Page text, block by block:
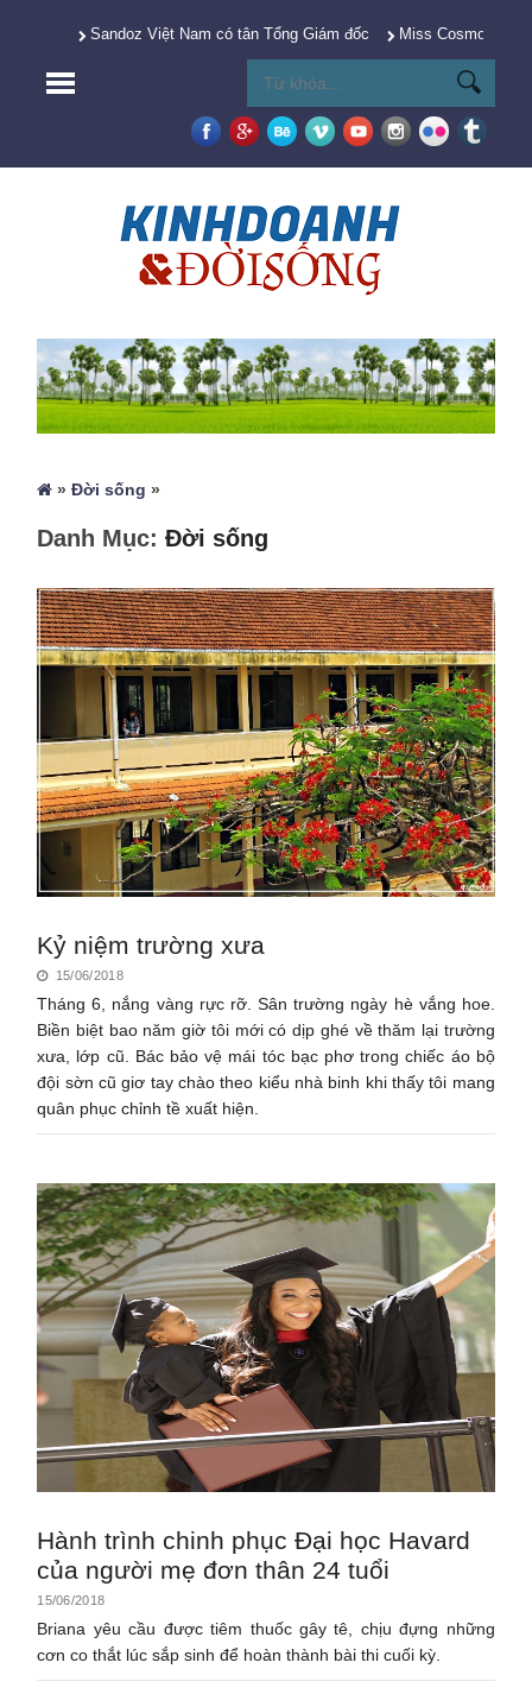
Sandoz Việt Nam có tân Tổng Giám đốc Miss Cosmo 2025
»Đời sống »
Danh Mục:Đời sống
Kỷ niệm trường xưa
15/06/2018
Tháng 6, nắng vàng rực rỡ. Sân trường ngày hè vắng hoe.
Biền biệt bao năm giờ tôi mới có dịp ghé về thăm lại trường
xưa, lớp cũ. Bác bảo vệ mái tóc bạc phơ trong chiếc áo bộ
đội sờn cũ giơ tay chào theo kiểu nhà binh khi thấy tôi mang
quân phục chỉnh tề xuất hiện.
Hành trình chinh phục Đại học Havard
của người mẹ đơn thân 24 tuổi
15/06/2018
Briana yêu cầu được tiêm thuốc gây tê, chịu đựng những
cơn co thắt lúc sắp sinh để hoàn thành bài thi cuối kỳ.